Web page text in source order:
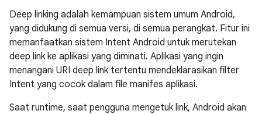
Deep linking adalah kemampuan sistem umum Android,
yang didukung di semua versi, di semua perangkat. Fitur ini
memanfaatkan sistem Intent Android untuk merutekan
deep link ke aplikasi yang diminati. Aplikasi yang ingin
menangani URI deep link tertentu mendeklarasikan filter
Intent yang cocok dalam file manifes aplikasi.
Saat runtime, saat pengguna mengetuk link, Android akan